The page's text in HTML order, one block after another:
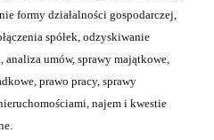
formy działalności gospodarczej,
spółek, odzyskiwanie
umów, sprawy majątkowe,
prawo pracy, sprawy
najem i kwestie